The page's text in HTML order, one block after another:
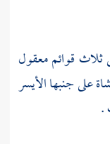
ثلاث قوائم معقول
على جنبها الأيسر
.